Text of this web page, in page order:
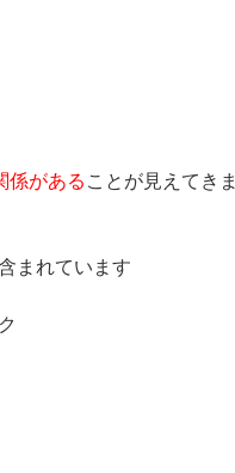
係がある ことが見えてきま
まれています